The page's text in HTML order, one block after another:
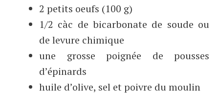
2 petits oeufs (100 g)
1/2 càc de bicarbonate de soude ou
de levure chimique
une grosse poignée de pousses
d’épinards
huile d’olive, sel et poivre du moulin